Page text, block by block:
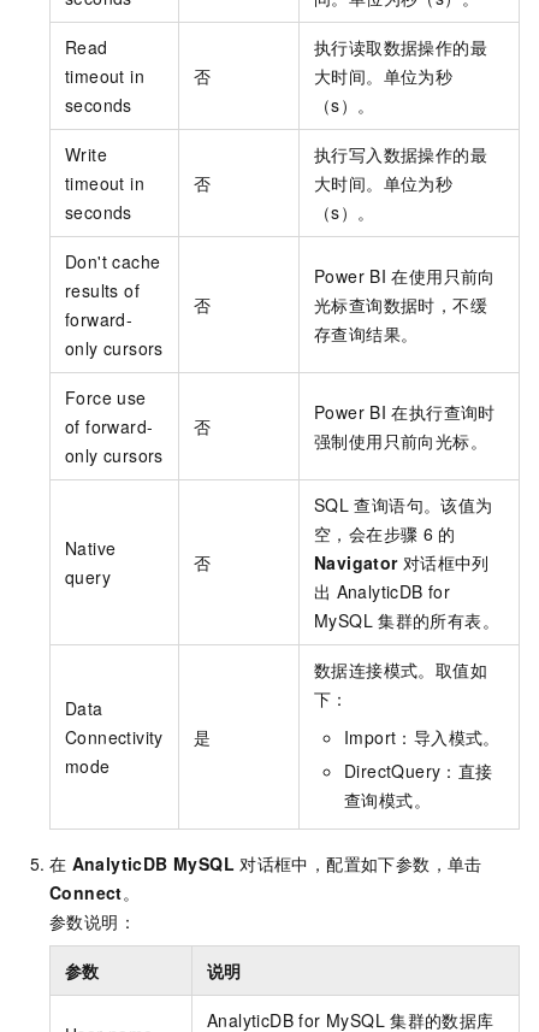
Read
timeout in
seconds
否
执行读取数据操作的最
大时间。单位为秒
（s）。
Write
timeout in
seconds
否
执行写入数据操作的最
大时间。单位为秒
（s）。
Don't cache
results of
forward-
only cursors
否
Power BI 在使用只前向
光标查询数据时，不缓
存查询结果。
Force use
of forward-
only cursors
否
Power BI 在执行查询时
强制使用只前向光标。
Native
query
否
SQL 查询语句。该值为
空，会在步骤 6 的
Navigator 对话框中列
出 AnalyticDB for
MySQL 集群的所有表。
Data
Connectivity
mode
是
数据连接模式。取值如
下：
Import：导入模式。
DirectQuery：直接
查询模式。
在 AnalyticDB MySQL 对话框中，配置如下参数，单击
Connect。
参数说明：
参数 说明
AnalyticDB for MySQL 集群的数据库